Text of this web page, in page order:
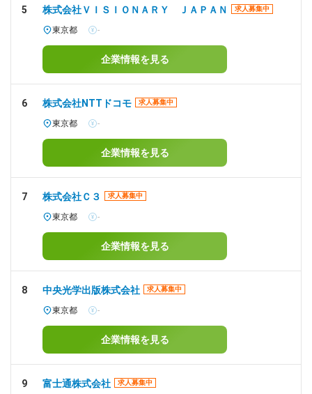
5 株式会社ＶＩＳＩＯＮＡＲＹ ＪＡＰＡＮ 求人募集中
東京都 -
企業情報を見る
6 株式会社NTTドコモ 求人募集中
東京都 -
企業情報を見る
7 株式会社Ｃ３ 求人募集中
東京都 -
企業情報を見る
8 中央光学出版株式会社 求人募集中
東京都 -
企業情報を見る
9 富士通株式会社 求人募集中